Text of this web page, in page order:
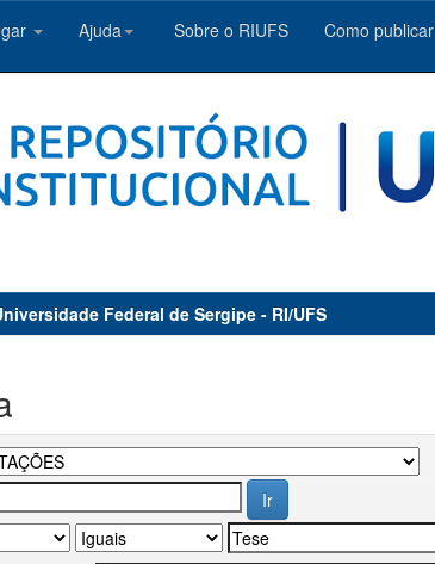
Ajuda Sobre o RIUFS Como publicar
Federal de Sergipe - RI/UFS